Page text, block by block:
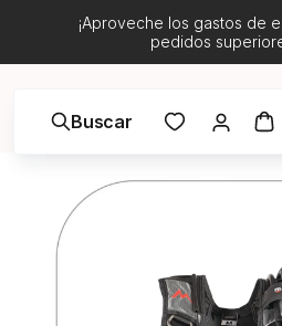
¡Aproveche los gastos de
pedidos
Buscar